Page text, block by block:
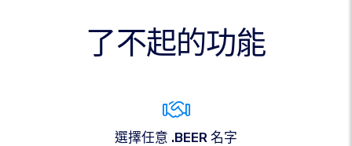
了不起的功能
選擇任意 .BEER 名字